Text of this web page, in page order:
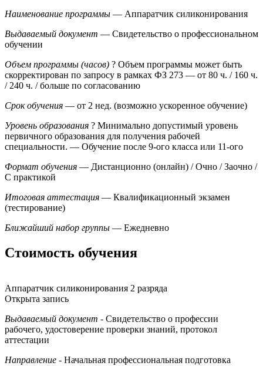
Наименование программы — Аппаратчик силиконирования
Выдаваемый документ — Свидетельство о профессиональном
обучении
Объем программы (часов) ? Объем программы может быть
скорректирован по запросу в рамках ФЗ 273 — от 80 ч. / 160 ч.
/ 240 ч. / больше по согласованию
Срок обучения — от 2 нед. (возможно ускоренное обучение)
Уровень образования ? Минимально допустимый уровень
первичного образования для получения рабочей
специальности. — Обучение после 9-ого класса или 11-ого
Формат обучения — Дистанционно (онлайн) / Очно / Заочно /
С практикой
Итоговая аттестация — Квалификационный экзамен
(тестирование)
Ближайший набор группы — Ежедневно
Стоимость обучения
Аппаратчик силиконирования 2 разряда
Открыта запись
Выдаваемый документ - Свидетельство о профессии
рабочего, удостоверение проверки знаний, протокол
аттестации
Направление - Начальная профессиональная подготовка